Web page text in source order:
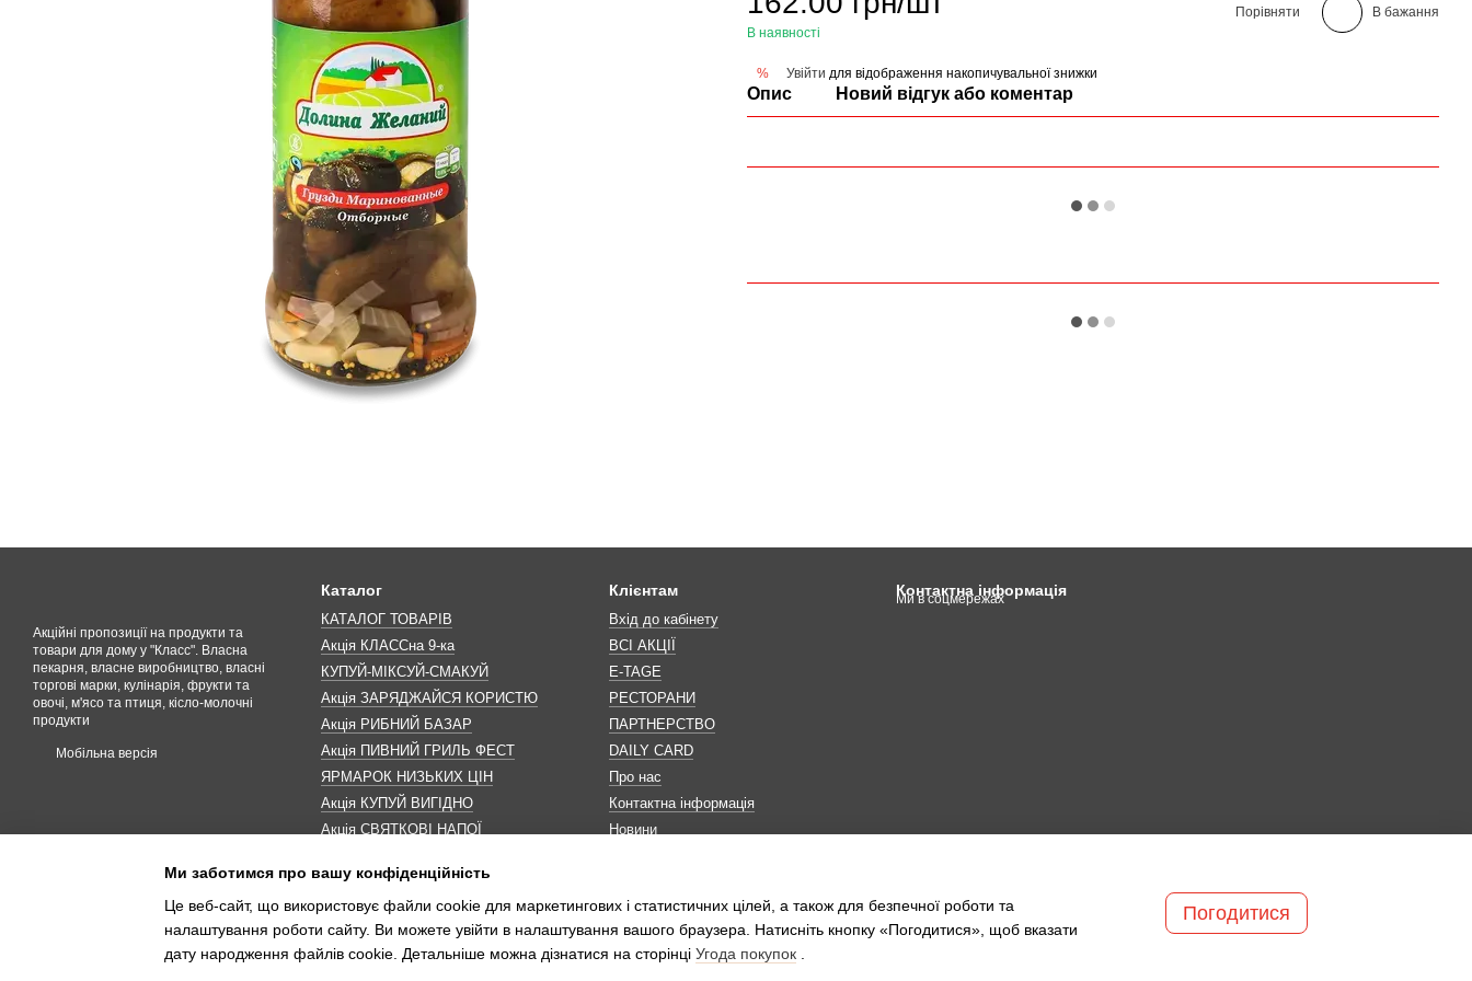
В наявності
Порівняти В бажання
% Увійти для відображення накопичувальної знижки
Опис Новий відгук або коментар
Акційні пропозиції на продукти та
товари для дому у "Класс". Власна
пекарня, власне виробництво, власні
торгові марки, кулінарія, фрукти та
овочі, м'ясо та птиця, кісло-молочні
продукти
Мобільна версія
Каталог
КАТАЛОГ ТОВАРІВ
Акція КЛАССна 9-ка
КУПУЙ-МІКСУЙ-СМАКУЙ
Акція ЗАРЯДЖАЙСЯ КОРИСТЮ
Акція РИБНИЙ БАЗАР
Акція ПИВНИЙ ГРИЛЬ ФЕСТ
ЯРМАРОК НИЗЬКИХ ЦІН
Акція КУПУЙ ВИГІДНО
Акція СВЯТКОВІ НАПОЇ
Акція ДО МАКОВЕЯ
ІНШІ АКЦІЇ
Клієнтам
Вхід до кабінету
ВСІ АКЦІЇ
E-TAGE
РЕСТОРАНИ
ПАРТНЕРСТВО
DAILY CARD
Про нас
Контактна інформація
Новини
Контактна інформація
Ми в соцмережах
Ми заботимся про вашу конфіденційність
Це веб-сайт, що використовує файли cookie для маркетингових і статистичних цілей, а також для безпечної роботи та
налаштування роботи сайту. Ви можете увійти в налаштування вашого браузера. Натисніть кнопку «Погодитися», щоб вказати
дату народження файлів cookie. Детальніше можна дізнатися на сторінці Угода покупок
Погодитися